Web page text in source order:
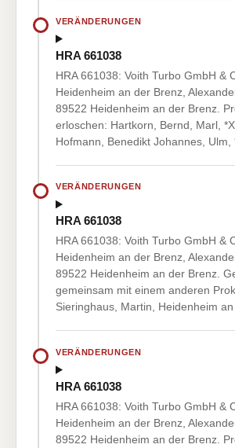
VERÄNDERUNGEN
HRA 661038
HRA 661038: Voith Turbo GmbH &
Heidenheim an der Brenz,
89522 Heidenheim an der Brenz.
erloschen: Hartkorn, Bernd, Marl,
Hofmann, Benedikt Johannes, Ulm,
VERÄNDERUNGEN
HRA 661038
HRA 661038: Voith Turbo GmbH &
Heidenheim an der Brenz,
89522 Heidenheim an der Brenz.
gemeinsam mit einem anderen
Sieringhaus, Martin, Heidenheim
VERÄNDERUNGEN
HRA 661038
HRA 661038: Voith Turbo GmbH &
Heidenheim an der Brenz,
89522 Heidenheim an der Brenz.